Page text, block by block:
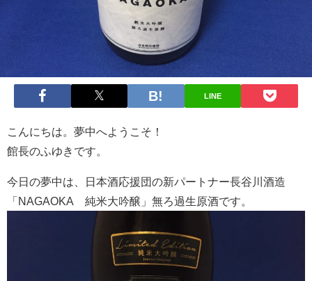
LINE
こんにちは。夢中へようこそ！
館長のふゆきです。
今日の夢中は、日本酒応援団の新パートナー長谷川酒造
「NAGAOKA 純米大吟醸」無ろ過生原酒です。